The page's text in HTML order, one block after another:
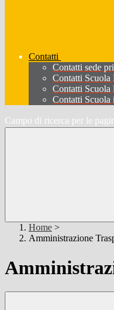
Contatti
Contatti sede
Contatti Scuola
Contatti Scuola
Contatti Scuola
Campo di ricerca per le
Home >
Amministrazione